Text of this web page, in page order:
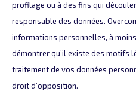
profilage ou à des fins qui
responsable des données.
informations personnelles, à
démontrer qu’il existe des motifs
traitement de vos données
droit d’opposition.